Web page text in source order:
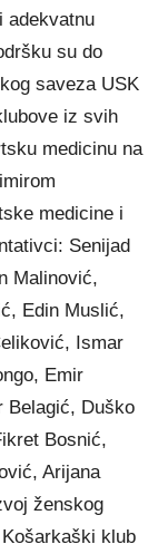
adekvatnu
su do
saveza USK
iz svih
medicinu na
medicine i
Senijad
Malinović,
Edin Muslić,
Ismar
Emir
Belagić, Duško
Bosnić,
Arijana
ženskog
klub